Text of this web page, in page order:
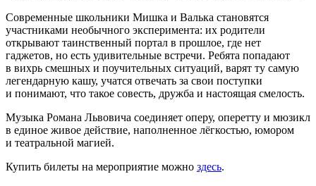
Современные школьники Мишка и Валька становятся
участниками необычного эксперимента: их родители
открывают таинственный портал в прошлое, где нет
гаджетов, но есть удивительные встречи. Ребята попадают
в вихрь смешных и поучительных ситуаций, варят ту самую
легендарную кашу, учатся отвечать за свои поступки
и понимают, что такое совесть, дружба и настоящая смелость.
Музыка Романа Львовича соединяет оперу, оперетту и мюзикл
в единое живое действие, наполненное лёгкостью, юмором
и театральной магией.
Купить билеты на мероприятие можно здесь.